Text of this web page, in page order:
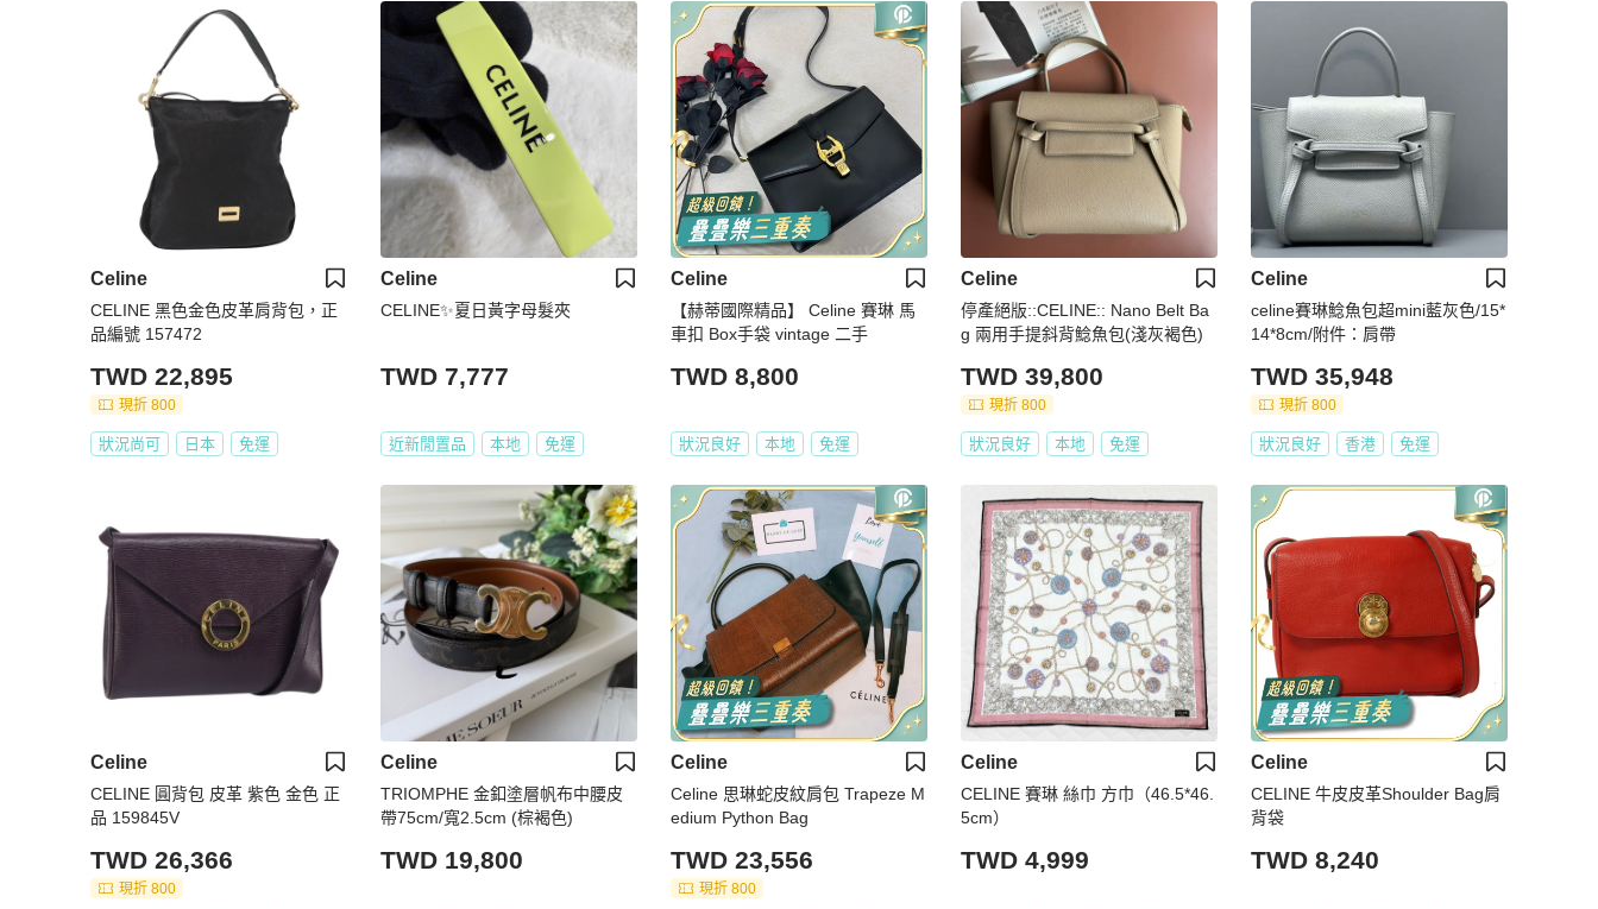
Celine
CELINE 黑色金色皮革肩背包，正
品編號 157472
TWD 22,895
現折 800
狀況尚可 日本 免運
Celine
CELINE✨夏日黃字母髮夾
TWD 7,777
近新閒置品 本地 免運
Celine
【赫蒂國際精品】 Celine 賽琳 馬
車扣 Box手袋 vintage 二手
TWD 8,800
狀況良好 本地 免運
Celine
停產絕版::CELINE:: Nano Belt Ba
g 兩用手提斜背鯰魚包(淺灰褐色)
TWD 39,800
現折 800
狀況良好 本地 免運
Celine
celine賽琳鯰魚包超mini藍灰色/15*
14*8cm/附件：肩帶
TWD 35,948
現折 800
狀況良好 香港 免運
Celine
CELINE 圓背包 皮革 紫色 金色 正
品 159845V
TWD 26,366
現折 800
Celine
TRIOMPHE 金釦塗層帆布中腰皮
帶75cm/寬2.5cm (棕褐色)
TWD 19,800
Celine
Celine 思琳蛇皮紋肩包 Trapeze M
edium Python Bag
TWD 23,556
現折 800
Celine
CELINE 賽琳 絲巾 方巾（46.5*46.
5cm）
TWD 4,999
Celine
CELINE 牛皮皮革Shoulder Bag肩
背袋
TWD 8,240